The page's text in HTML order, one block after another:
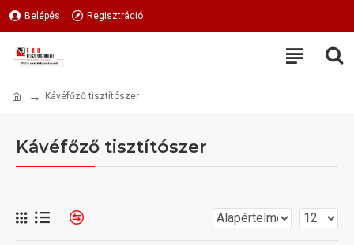
Belépés Regisztráció
Kávéfőző tisztítószer
Kávéfőző tisztítószer